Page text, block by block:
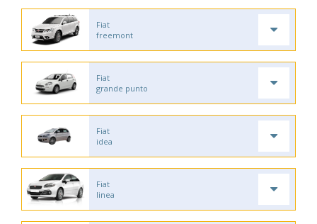
Fiat
freemont
Fiat
grande punto
Fiat
idea
Fiat
linea